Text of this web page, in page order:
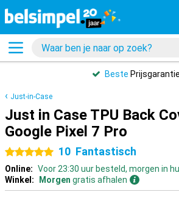
Beste Prijsgarantie
Just-in-Case
Just in Case TPU Back
Google Pixel 7 Pro
5 sterren10 Fantastisch
Online: Voor 23:30 uur besteld, morgen in
Winkel:
Morgen gratis afhalen